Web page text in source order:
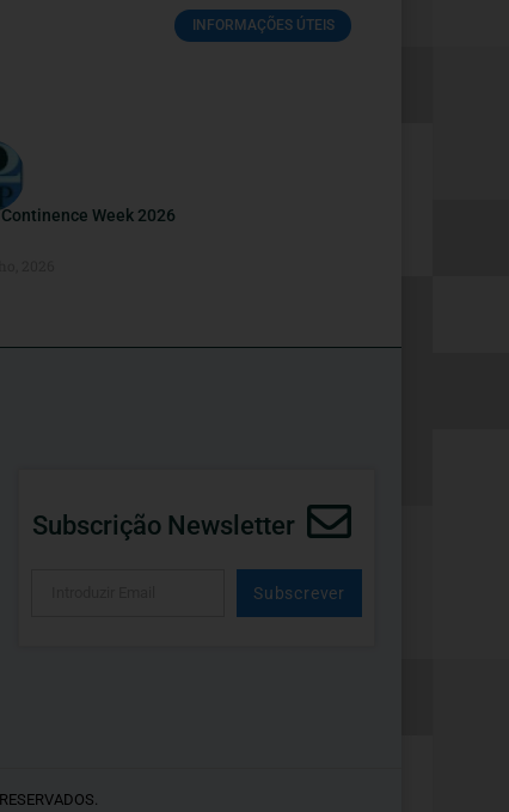
INFORMAÇÕES ÚTEIS
Week 2026
Subscrição Newsletter
Subscrever